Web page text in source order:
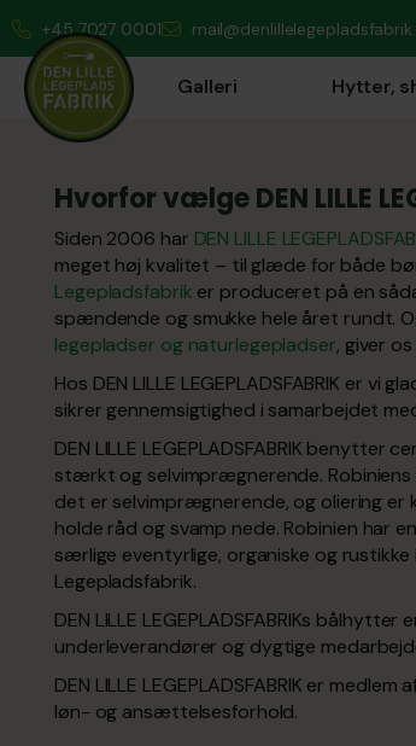
+45 7027 0001
Galleri Hytter,
Hvorfor vælge DEN LILLE
Siden 2006 har DEN LILLE
meget høj kvalitet – til glæde for både
Legepladsfabrik er produceret på en
spændende og smukke hele året rundt.
legepladser og naturlegepladser, giver
Hos DEN LILLE LEGEPLADSFABRIK er
sikrer gennemsigtighed i samarbejdet
DEN LILLE LEGEPLADSFABRIK
stærkt og selvimprægnerende.
det er selvimprægnerende, og oliering
holde råd og svamp nede. Robinien har
særlige eventyrlige, organiske og
Legepladsfabrik.
DEN LILLE LEGEPLADSFABRIKs
underleverandører og dygtige
DEN LILLE LEGEPLADSFABRIK er
løn- og ansættelsesforhold.